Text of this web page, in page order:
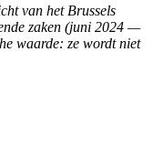
van het Brussels
zaken (juni 2024 —
waarde: ze wordt niet